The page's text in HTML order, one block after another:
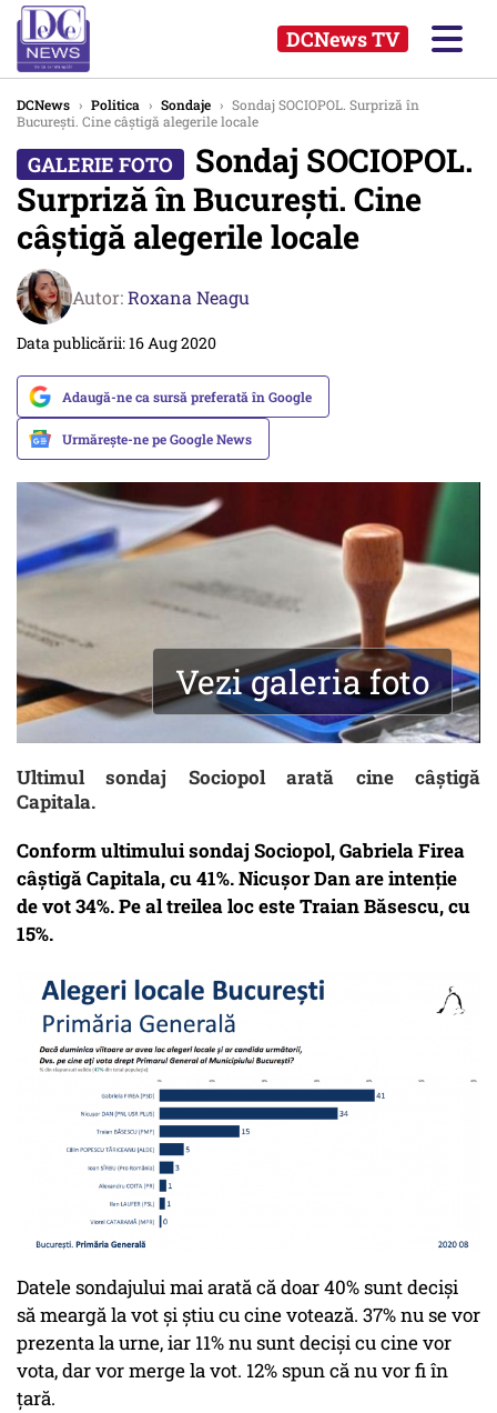
DCNews TV
DCNews › Politica › Sondaje › Sondaj SOCIOPOL. Surpriză în
București. Cine câștigă alegerile locale
Sondaj SOCIOPOL.
Surpriză în București. Cine
câștigă alegerile locale
Autor:Roxana Neagu
Data publicării: 16 Aug 2020
Adaugă-ne ca sursă preferată în Google
Urmărește-ne pe Google News
Vezi galeria foto
Ultimul sondaj Sociopol arată cine câștigă
Capitala.
Conform ultimului sondaj Sociopol, Gabriela Firea
câștigă Capitala, cu 41%. Nicușor Dan are intenție
de vot 34%. Pe al treilea loc este Traian Băsescu, cu
15%.
Datele sondajului mai arată că doar 40% sunt deciși
să meargă la vot și știu cu cine votează. 37% nu se vor
prezenta la urne, iar 11% nu sunt deciși cu cine vor
vota, dar vor merge la vot. 12% spun că nu vor fi în
țară.